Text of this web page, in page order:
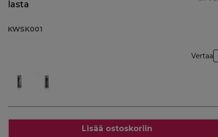
lasta
KWSK001
Vertaa
Lisää ostoskoriin